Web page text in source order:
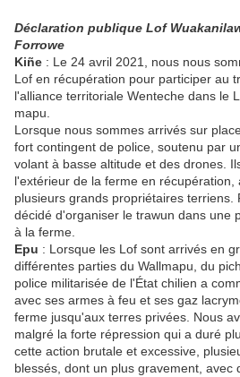
Déclaration publique Lof
Forrowe
Kiñe : Le 24 avril 2021, nous nous
Lof en récupération pour participer au
l'alliance territoriale Wenteche dans le
mapu.
Lorsque nous sommes arrivés sur
fort contingent de police, soutenu par
volant à basse altitude et des drones.
l'extérieur de la ferme en récupération,
plusieurs grands propriétaires terriens.
décidé d'organiser le trawun dans une
à la ferme.
Epu : Lorsque les Lof sont arrivés en
différentes parties du Wallmapu, du
police militarisée de l'État chilien a
avec ses armes à feu et ses gaz
ferme jusqu'aux terres privées. Nous
malgré la forte répression qui a duré
cette action brutale et excessive,
blessés, dont un plus gravement, avec